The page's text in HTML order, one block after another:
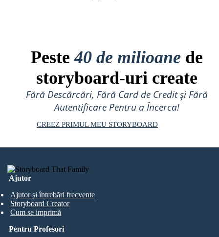
Peste40 de milioane de
storyboard-uri create
Fără Descărcări, Fără Card de Credit și Fără
Autentificare Pentru a Încerca!
CREEZ PRIMUL MEU STORYBOARD
Ajutor
Ajutor și întrebări frecvente
Storyboard Creator
Cum se imprimă
Pentru Profesori